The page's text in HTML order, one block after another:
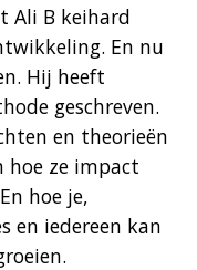
Ali B keihard
En nu
Hij heeft
geschreven.
en theorieën
hoe ze impact
hoe je,
en iedereen kan